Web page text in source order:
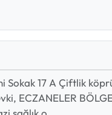
Sokak 17 A Çiftlik
ECZANELER